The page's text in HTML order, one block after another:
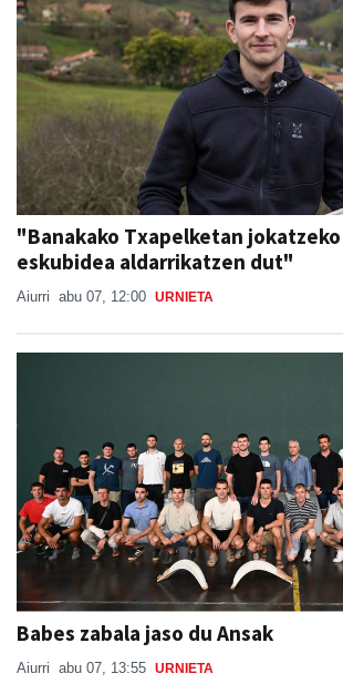
"Banakako Txapelketan
eskubidea aldarrikatzen dut"
Aiurri abu 07, 12:00 URNIETA
Babes zabala jaso du Ansak
Aiurri abu 07, 13:55 URNIETA